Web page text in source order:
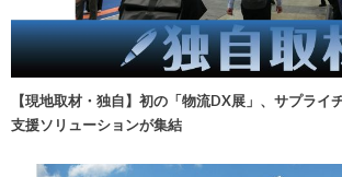
【現地取材・独自】初の「物流DX展」、サプライ
支援ソリューションが集結